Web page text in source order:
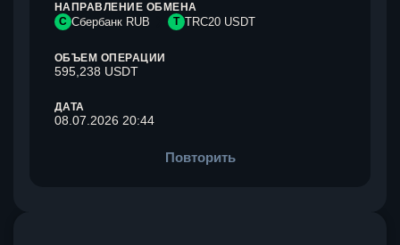
НАПРАВЛЕНИЕ ОБМЕНА
С Сбербанк RUB T TRC20 USDT
ОБЪЕМ ОПЕРАЦИИ
595,238 USDT
ДАТА
08.07.2026 20:44
Повторить